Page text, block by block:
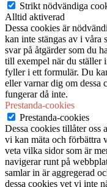
Strikt nödvändiga
Alltid aktiverad
Dessa cookies är
kan inte stängas av i våra
svar på åtgärder som du
till exempel när du ställer
fyller i ett formulär. Du
eller varnar dig om dessa
fungerar då inte.
Prestanda-cookies
Prestanda-cookies
Dessa cookies tillåter oss
vi kan mäta och förbättra
veta vilka sidor som är
navigerar runt på
samlar in är aggregerad
dessa cookies vet vi inte